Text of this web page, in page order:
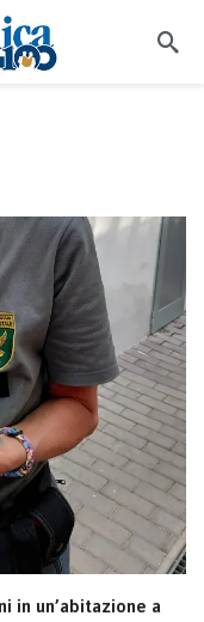
in un’abitazione a